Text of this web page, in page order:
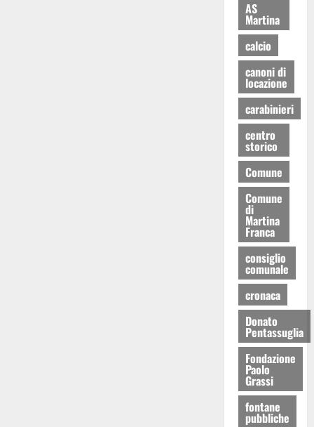
AS
Martina
calcio
canoni di
locazione
carabinieri
centro
storico
Comune
Comune
di
Martina
Franca
consiglio
comunale
cronaca
Donato
Pentassuglia
Fondazione
Paolo
Grassi
fontane
pubbliche